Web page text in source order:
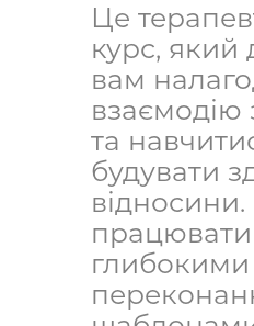
Це
курс,
вам
та
будувати
глибокими